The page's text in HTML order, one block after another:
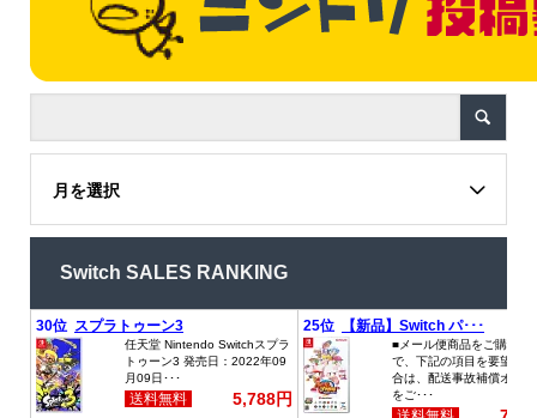
月を選択
Switch SALES RANKING